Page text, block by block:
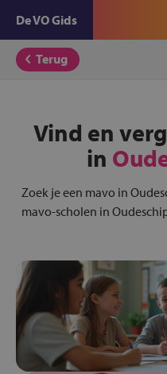
De VO Gids
Terug
Vind en
in
Zoek je een mavo in
mavo-scholen in